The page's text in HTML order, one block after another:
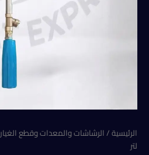
الرئيسية/الرشاشات والمعدات وقطع الغيار
لتر